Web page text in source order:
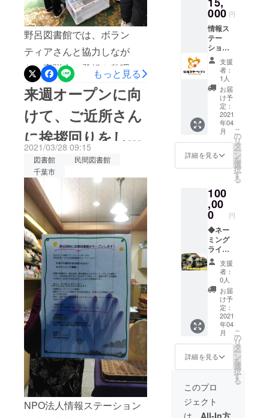
野呂図書館では、ボラン
ティアさんと協力しなが
ら、寄贈本の登録や整理を
行っております。昨日は、
春休みということもあり学
生ボランティアさんが５名
ほど参加してくれました。
学校の課題でお友達同士で
来ており、わいわい楽しみ
ながら活動してくれていま
す。図書館がオープンすれ
ば、ここに地域住民の方も
加わり、さらに賑やかにな
ることと思うので、オープ
ンが待ち遠しいです。
もっと見る
来週オープンに向
けて、ご近所さん
に挨拶回りをして
きました
2021/03/28 09:15
図書館
民間図書館
千葉市
NPO法人情報ステーション
に対する誇
りや愛情】
があり、
【風土や歴
史】を資源
として活か
しながら、
【文化と経
済の持続的
発展】を目
的としてい
ます。
お名前
の記入
をお願
いいた
しま
す、
000 円
情報ス
テー
ション
の正会
員にな
れるプ
ランで
す。 ・
月１
回、情
報ス
テー
ション
から会
員向け
のレ
お送り
しま
す。 ・
総会で
議決権
が付与
されま
す ※ 正
会員の
詳細に
ついて
は、情
報ス
テー
ション
の定款
を御覧
くださ
い。
支援
者：
1人
お届
け予
定：
2021
年04
月
詳細を見る
こ
の
リ
タ
ー
ン
を
選
択
す
る
100
,00
0 円
◆ネー
ミング
ライツ
プラン
今回新
しく開
設する
民間図
書館に
好きな
名前を
つけて
いただ
きま
す。 情
報ス
テー
ション
のホー
ムペー
支援
者：
0人
お届
け予
定：
2021
年04
月
詳細を見る
こ
の
リ
タ
ー
ン
を
選
択
す
る
このプロ
ジェクト
は、 All-In方